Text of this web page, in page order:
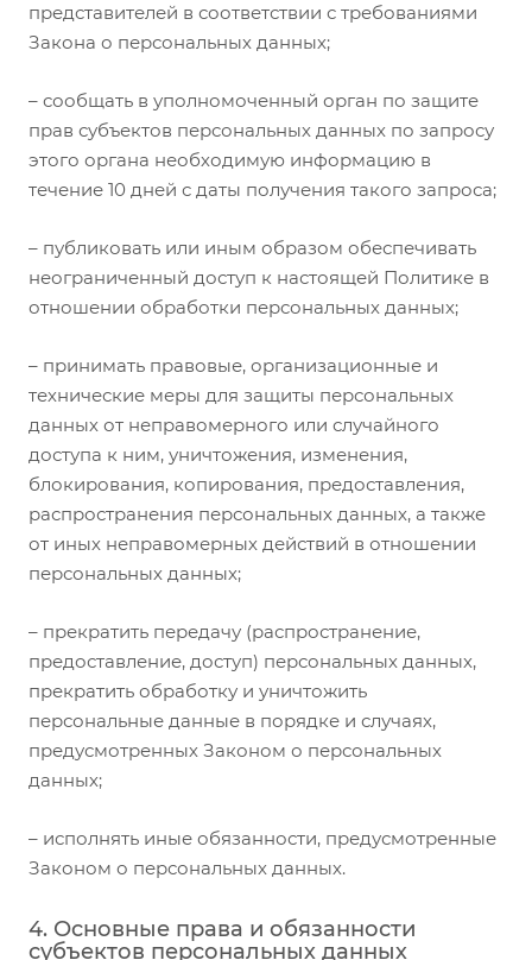
представителей в соответствии с требованиями
Закона о персональных данных;
– сообщать в уполномоченный орган по защите
прав субъектов персональных данных по запросу
этого органа необходимую информацию в
течение 10 дней с даты получения такого запроса;
– публиковать или иным образом обеспечивать
неограниченный доступ к настоящей Политике в
отношении обработки персональных данных;
– принимать правовые, организационные и
технические меры для защиты персональных
данных от неправомерного или случайного
доступа к ним, уничтожения, изменения,
блокирования, копирования, предоставления,
распространения персональных данных, а также
от иных неправомерных действий в отношении
персональных данных;
– прекратить передачу (распространение,
предоставление, доступ) персональных данных,
прекратить обработку и уничтожить
персональные данные в порядке и случаях,
предусмотренных Законом о персональных
данных;
– исполнять иные обязанности, предусмотренные
Законом о персональных данных.
4. Основные права и обязанности
субъектов персональных данных